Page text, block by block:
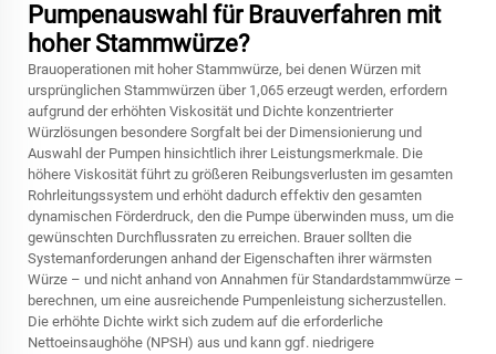
Pumpenauswahl für Brauverfahren mit
hoher Stammwürze?
Brauoperationen mit hoher Stammwürze, bei denen Würzen mit
ursprünglichen Stammwürzen über 1,065 erzeugt werden, erfordern
aufgrund der erhöhten Viskosität und Dichte konzentrierter
Würzlösungen besondere Sorgfalt bei der Dimensionierung und
Auswahl der Pumpen hinsichtlich ihrer Leistungsmerkmale. Die
höhere Viskosität führt zu größeren Reibungsverlusten im gesamten
Rohrleitungssystem und erhöht dadurch effektiv den gesamten
dynamischen Förderdruck, den die Pumpe überwinden muss, um die
gewünschten Durchflussraten zu erreichen. Brauer sollten die
Systemanforderungen anhand der Eigenschaften ihrer wärmsten
Würze – und nicht anhand von Annahmen für Standardstammwürze –
berechnen, um eine ausreichende Pumpenleistung sicherzustellen.
Die erhöhte Dichte wirkt sich zudem auf die erforderliche
Nettoeinsaughöhe (NPSH) aus und kann ggf. niedrigere